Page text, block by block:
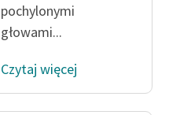
pochylonymi
głowami...
Czytaj więcej